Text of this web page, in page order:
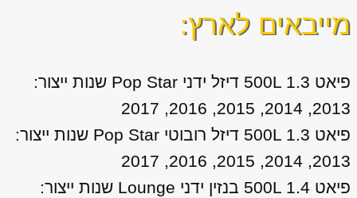
מייבאים לארץ:
פיאט 500L 1.3 דיזל ידני Pop Star שנות ייצור:
2013, 2014, 2015, 2016, 2017
פיאט 500L 1.3 דיזל רובוטי Pop Star שנות ייצור:
2013, 2014, 2015, 2016, 2017
פיאט 500L 1.4 בנזין ידני Lounge שנות ייצור: